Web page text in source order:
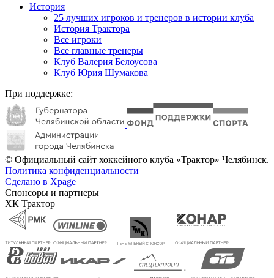
История
25 лучших игроков и тренеров в истории клуба
История Трактора
Все игроки
Все главные тренеры
Клуб Валерия Белоусова
Клуб Юрия Шумакова
При поддержке:
© Официальный сайт хоккейного клуба «Трактор» Челябинск.
Политика конфиденциальности
Сделано в Xpage
Спонсоры и партнеры
ХК Трактор